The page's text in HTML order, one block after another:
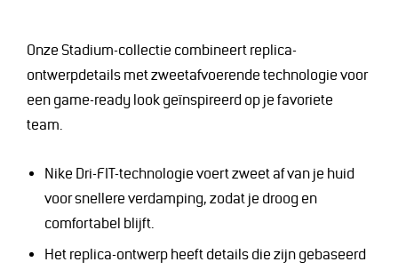
Onze Stadium-collectie combineert replica-
ontwerpdetails met zweetafvoerende technologie voor
een game-ready look geïnspireerd op je favoriete
team.
Nike Dri-FIT-technologie voert zweet af van je huid
voor snellere verdamping, zodat je droog en
comfortabel blijft.
Het replica-ontwerp heeft details die zijn gebaseerd